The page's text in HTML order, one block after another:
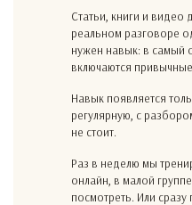
Статьи, книги и видео
реальном разговоре
нужен навык: в самый
включаются
Навык появляется
регулярную, с
не стоит.
Раз в неделю мы
онлайн, в малой
посмотреть. Или